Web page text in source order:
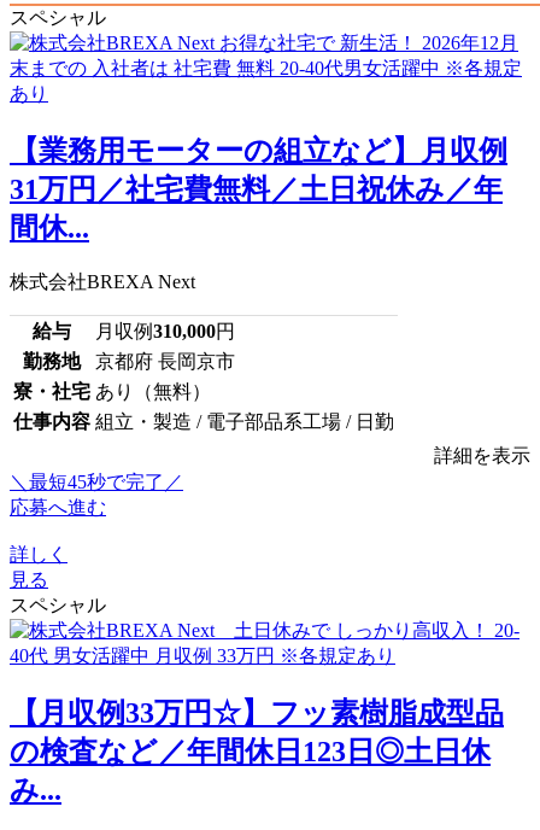
スペシャル
【業務用モーターの組立など】月収例
31万円／社宅費無料／土日祝休み／年
間休...
株式会社BREXA Next
給与 月収例310,000円
勤務地
京都府 長岡京市
寮・社宅 あり（無料）
仕事内容 組立・製造 / 電子部品系工場 / 日勤
詳細を表示
＼最短45秒で完了／
応募へ進む
詳しく
見る
スペシャル
【月収例33万円☆】フッ素樹脂成型品
の検査など／年間休日123日◎土日休
み...